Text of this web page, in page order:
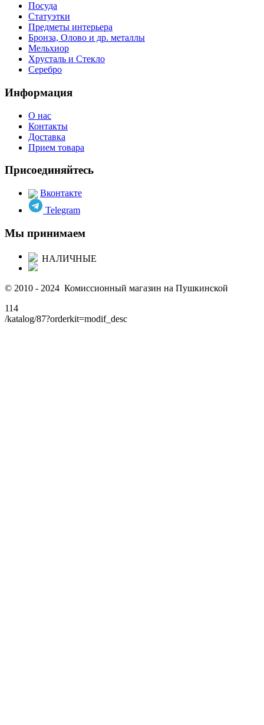
Посуда
Статуэтки
Предметы интерьера
Бронза, Олово и др. металлы
Мельхиор
Хрусталь и Стекло
Серебро
Информация
О нас
Контакты
Доставка
Прием товара
Присоединяйтесь
Вконтакте
Telegram
Мы принимаем
НАЛИЧНЫЕ
© 2010 - 2024 Комиссионный магазин на Пушкинской
114
/katalog/87?orderkit=modif_desc